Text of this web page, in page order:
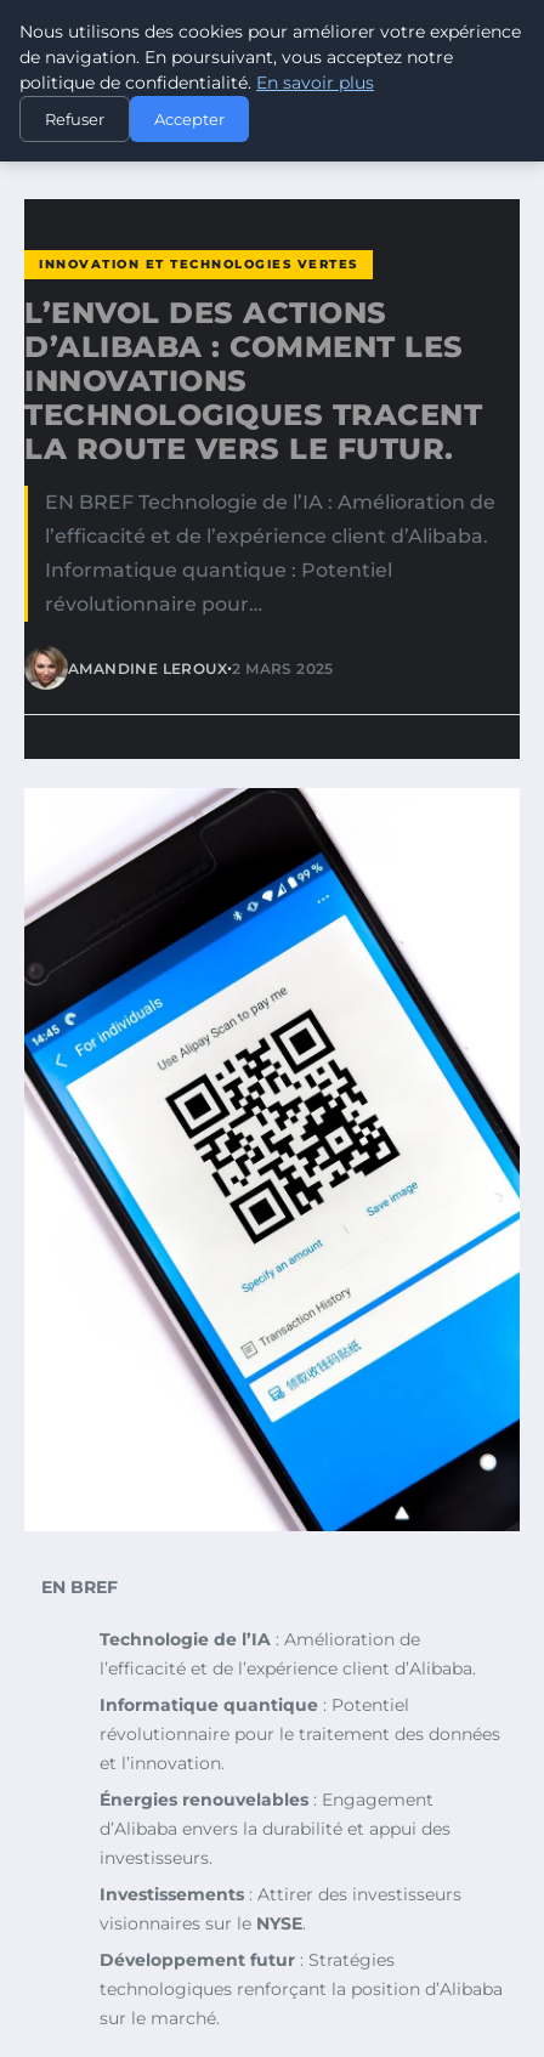
CLIMATE GUARDIAN
ACCUEIL
INNOVATION ET TECHNOLOGIES VERTES
L’ENVOL DES ACTIONS D’ALIBABA : COMMENT LES…
INNOVATION ET TECHNOLOGIES VERTES
L’ENVOL DES ACTIONS
D’ALIBABA : COMMENT LES
INNOVATIONS
TECHNOLOGIQUES TRACENT
LA ROUTE VERS LE FUTUR.
EN BREF Technologie de l’IA : Amélioration de
l’efficacité et de l’expérience client d’Alibaba.
Informatique quantique : Potentiel
révolutionnaire pour…
AMANDINE LEROUX•2 MARS 2025
EN BREF
Technologie de l’IA : Amélioration de
l’efficacité et de l’expérience client d’Alibaba.
Informatique quantique : Potentiel
révolutionnaire pour le traitement des données
et l’innovation.
Énergies renouvelables : Engagement
d’Alibaba envers la durabilité et appui des
investisseurs.
Investissements : Attirer des investisseurs
visionnaires sur le NYSE.
Développement futur : Stratégies
technologiques renforçant la position d’Alibaba
sur le marché.
Nous utilisons des cookies pour améliorer votre expérience
de navigation. En poursuivant, vous acceptez notre
politique de confidentialité. En savoir plus
Refuser Accepter